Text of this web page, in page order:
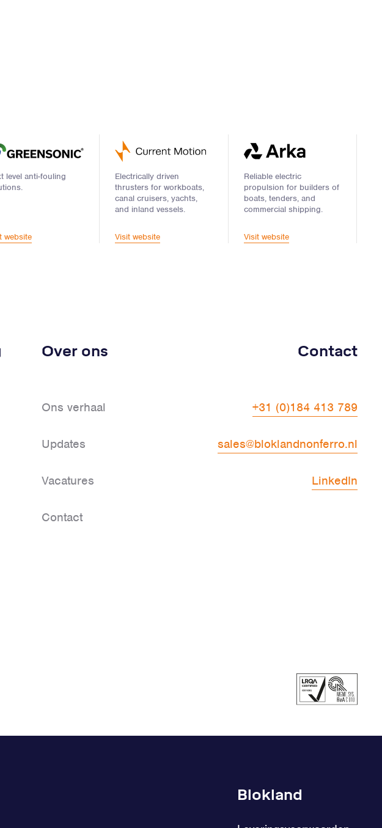
level anti-fouling
website
Electrically driven
thrusters for workboats,
canal cruisers, yachts,
and inland vessels.
Visit website
Reliable electric
propulsion for builders of
boats, tenders, and
commercial shipping.
Visit website
Over ons
Ons verhaal
Updates
Vacatures
Contact
Contact
+31 (0)184 413 789
sales@bloklandnonferro.nl
LinkedIn
Blokland